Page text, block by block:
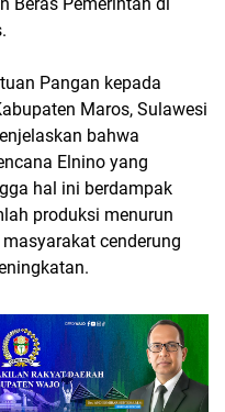
Pangan kepada
Maros, Sulawesi
bahwa
Elnino yang
hal ini berdampak
produksi menurun
cenderung